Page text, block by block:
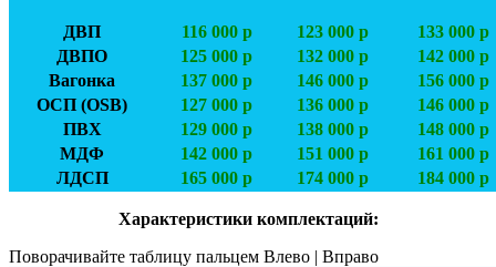
ДВП 116 000 р 123 000 р
133 000 р
ДВПО
125 000 р 132 000 р
142 000 р
Вагонка
137 000 р 146 000 р
156 000 р
ОСП (OSB)
127 000 р 136 000 р
146 000 р
ПВХ
129 000 р 138 000 р
148 000 р
МДФ
142 000 р 151 000 р
161 000 р
ЛДСП
165 000 р 174 000 р 184 000 р
Характеристики комплектаций:
Поворачивайте таблицу пальцем Влево | Вправо